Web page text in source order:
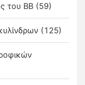
του BB (59)
(125)